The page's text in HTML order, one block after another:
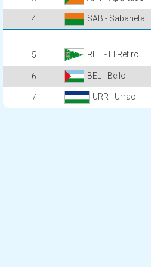
4 SAB - Sabaneta
5 RET - El Retiro
6 BEL - Bello
7 URR - Urrao